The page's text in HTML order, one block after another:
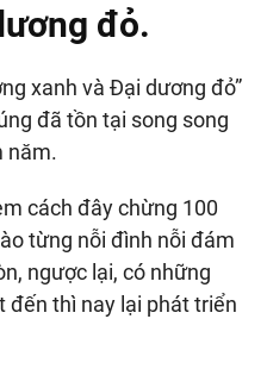
đỏ.
xanh và Đại dương đỏ”
đã tồn tại song song
năm.
cách đây chừng 100
từng nỗi đình nỗi đám
ngược lại, có những
thì nay lại phát triển